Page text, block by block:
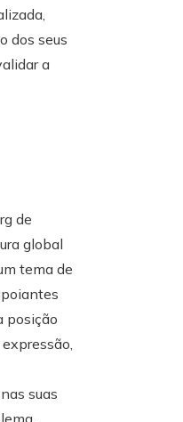
dos seus
a
de
global
tema de
posição
suas